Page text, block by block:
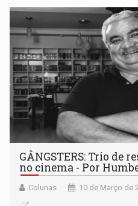
GÂNGSTERS: Trio de
no cinema - Por
Colunas 10 de Março de